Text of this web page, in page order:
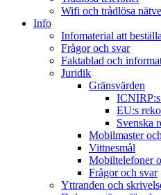
Wifi och trådlösa
Info
Infomaterial att beställa
Frågor och svar
Faktablad och
Juridik
Gränsvärden
EU:s
Svenska
Mobilmaster
Vittnesmål
Mobiltelefoner
Frågor och svar
Yttranden och